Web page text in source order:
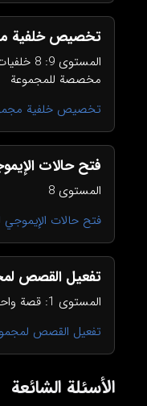
تخصيص خلفية
مخصصة للمجموعة
تخصيص خلفية
فتح حالات
المستوى 8
فتح حالات الإيموجي
تفعيل القصص
المستوى 1: قصة واحدة يوميا
تفعيل القصص
الأسئلة الشائعة